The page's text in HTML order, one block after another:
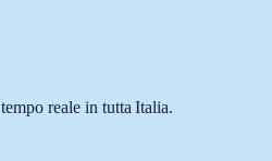
reale in tutta Italia.